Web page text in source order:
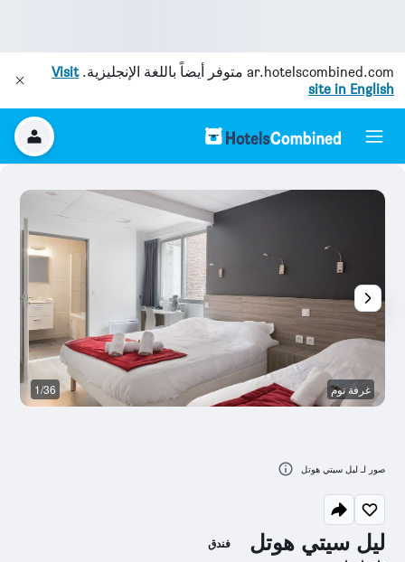
ar.hotelscombined.com متوفر أيضاً باللغة الإنجليزية.Visit
site in English
ليل سيتي هوتل فندق
غرفة نوم 1/36
صور لـ ليل سيتي هوتل